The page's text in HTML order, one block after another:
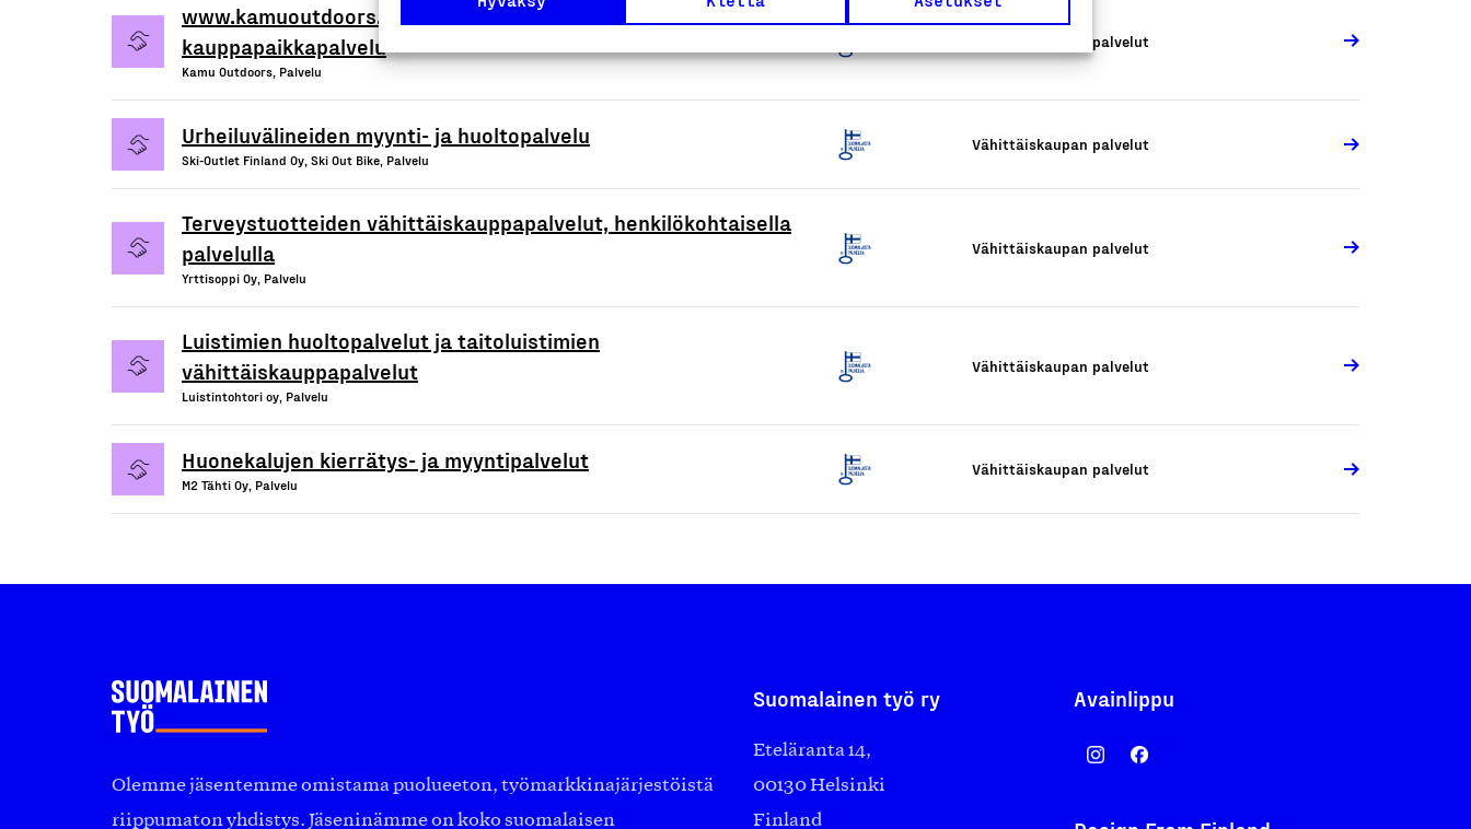
www.kamuoutdoors.fi kalastusvälineiden ja ulkoilutarvikkeiden
kauppapaikkapalvelu
Kamu Outdoors, Palvelu
Vähittäiskaupan palvelut
Urheiluvälineiden myynti- ja huoltopalvelu
Ski-Outlet Finland Oy, Ski Out Bike, Palvelu
Vähittäiskaupan palvelut
Terveystuotteiden vähittäiskauppapalvelut, henkilökohtaisella
palvelulla
Yrttisoppi Oy, Palvelu
Vähittäiskaupan palvelut
Luistimien huoltopalvelut ja taitoluistimien
vähittäiskauppapalvelut
Luistintohtori oy, Palvelu
Vähittäiskaupan palvelut
Huonekalujen kierrätys- ja myyntipalvelut
M2 Tähti Oy, Palvelu
Vähittäiskaupan palvelut
Olemme jäsentemme omistama puolueeton, työmarkkinajärjestöistä
riippumaton yhdistys. Jäseninämme on koko suomalaisen
Suomalainen työ ry
Eteläranta 14,
00130 Helsinki
Finland
Avainlippu